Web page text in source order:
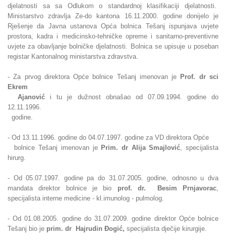
djelatnosti sa sa Odlukom o standardnoj klasifikaciji djelatnosti.
Ministarstvo zdravlja Ze-do kantona 16.11.2000. godine donijelo je
Rješenje da Javna ustanova Opća bolnica Tešanj ispunjava uvjete
prostora, kadra i medicinsko-tehničke opreme i sanitarno-preventivne
uvjete za obavljanje bolničke djelatnosti. Bolnica se upisuje u poseban
registar Kantonalnog ministarstva zdravstva.
- Za prvog direktora Opće bolnice Tešanj imenovan je Prof. dr sci
Ekrem
Ajanović i tu je dužnost obnašao od 07.09.1994. godine do
12.11.1996.
godine.
- Od 13.11.1996. godine do 04.07.1997. godine za VD direktora Opće
bolnice Tešanj imenovan je Prim. dr Alija Smajlović, specijalista
hirurg.
- Od 05.07.1997. godine pa do 31.07.2005. godine, odnosno u dva
mandatadirektor bolnice je bio prof. dr. Besim Prnjavorac,
specijalista interne medicine - kl.imunolog - pulmolog.
- Od 01.08.2005. godine do 31.07.2009. godine direktor Opće bolnice
Tešanj bio je prim. dr Hajrudin Ðogić, specijalista dječije kirurgije.